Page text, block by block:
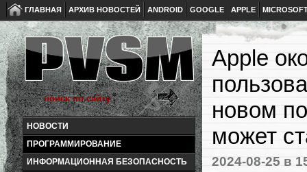
ГЛАВНАЯ АРХИВ НОВОСТЕЙ ANDROID GOOGLE APPLE
НОВОСТИ
ПРОГРАММИРОВАНИЕ
ИНФОРМАЦИОННАЯ БЕЗОПАСНОСТЬ
Apple
новом
может
2024-08-25 в